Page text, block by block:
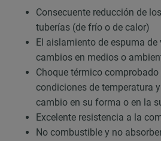
Consecuente reducción de
tuberías (de frío o de calor)
El aislamiento de espuma
cambios en medios o
Choque térmico
condiciones de temperatura
cambio en su forma o en la
Excelente resistencia a la
No combustible y no